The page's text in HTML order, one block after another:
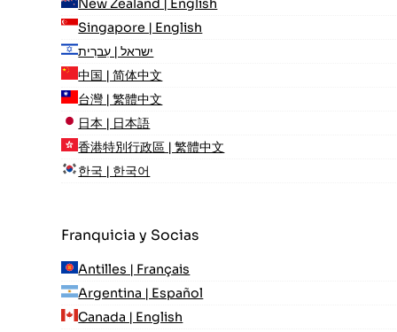
New Zealand | English
Singapore | English
ישראל | עִברִית
中国 | 简体中文
台灣 | 繁體中文
日本 | 日本語
香港特別行政區 | 繁體中文
한국 | 한국어
Franquicia y Socias
Antilles | Français
Argentina | Español
Canada | English